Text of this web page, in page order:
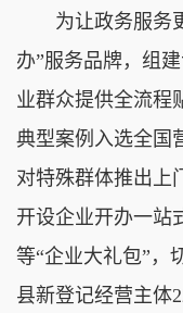
为让政务服务更
办”服务品牌，组
业群众提供全流程
典型案例入选全国
对特殊群体推出上
开设企业开办一站
等“企业大礼包”，
县新登记经营主体